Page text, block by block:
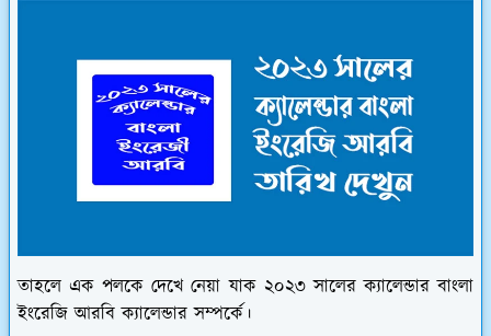
তাহলে এক পলকে দেখে নেয়া যাক ২০২৩ সালের ক্যালেন্ডার বাংলা
ইংরেজি আরবি ক্যালেন্ডার সম্পর্কে।